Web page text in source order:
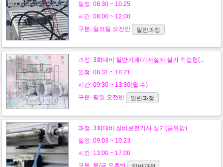
일정: 08.30 ~ 10.25
시간: 08:00 ~ 12:00
구분: 일요일 오전반 일반과정
과정: 3회대비 일반기계/기계설계 실기 작업형(..
일정: 08.31 ~ 10.21
시간: 09:30 ~ 13:30(월.수)
구분: 평일 오전반 일반과정
과정: 3회대비 설비보전기사 실기(공유압)
일정: 09.03 ~ 10.23
시간: 13:00 ~ 17:00
구분: 목/금 오후반